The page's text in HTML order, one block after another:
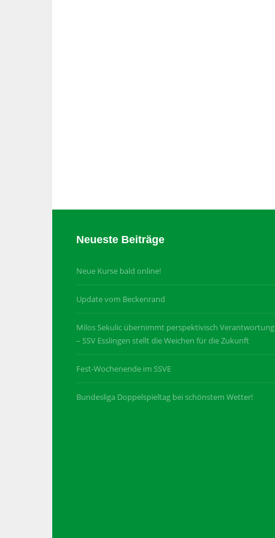
Neueste Beiträge
Neue Kurse bald online!
Update vom Beckenrand
Milos Sekulic übernimmt perspektivisch Verantwortung
– SSV Esslingen stellt die Weichen für die Zukunft
Fest-Wochenende im SSVE
Bundesliga Doppelspieltag bei schönstem Wetter!